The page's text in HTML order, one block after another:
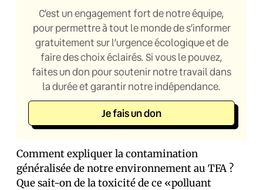
C’est un engagement fort de notre équipe,
pour permettre à tout le monde de s’informer
gratuitement sur l’urgence écologique et de
faire des choix éclairés. Si vous le pouvez,
faites un don pour soutenir notre travail dans
la durée et garantir notre indépendance.
Je fais un don
Comment expliquer la contamination
généralisée de notre environnement au TFA ?
Que sait-on de la toxicité de ce «polluant